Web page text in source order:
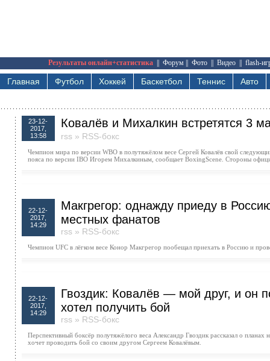
Результаты онлайн+статистика Форум Фото Видео flash-
Главная Футбол Хоккей Баскетбол Теннис Авто
23-12-
2017,
13:58
Ковалёв и Михалкин встретятся 3
rss » RSS-бокс
Чемпион мира по версии WBO в полутяжёлом весе Сергей Ковалёв свой
пояса по версии IBO Игорем Михалкиным, сообщает BoxingScene. Стороны
22-12-
2017,
14:29
Макгрегор: однажду приеду в
местных фанатов
rss » RSS-бокс
Чемпион UFC в лёгком весе Конор Макгрегор пообещал приехать в Россию и
22-12-
2017,
14:29
Гвоздик: Ковалёв — мой друг, и он
хотел получить бой
rss » RSS-бокс
Перспективный боксёр полутяжёлого веса Александр Гвоздик рассказал о
хочет проводить бой со своим другом Сергеем Ковалёвым.